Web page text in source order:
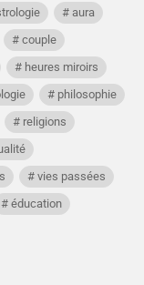
aura
couple
heures miroirs
philosophie
religions
vies passées
éducation